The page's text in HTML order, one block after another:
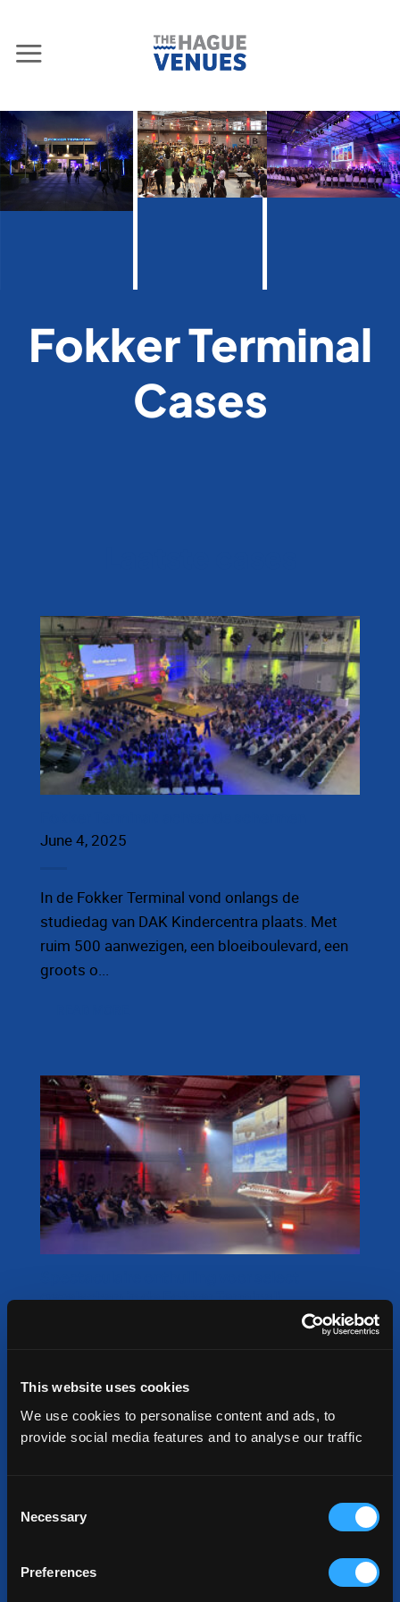
This website uses cookies
We use cookies to personalise content and ads, to
provide social media features and to analyse our traffic
Selection
Necessary
Preferences
Fokker Terminal
Cases
June 4, 2025
In de Fokker Terminal vond onlangs de
studiedag van DAK Kindercentra plaats. Met
ruim 500 aanwezigen, een bloeiboulevard, een
groots o...
gezelschap in de Fokker Terminal!
gepresenteerd. En waar kan dat beter dan op
een locatie a...